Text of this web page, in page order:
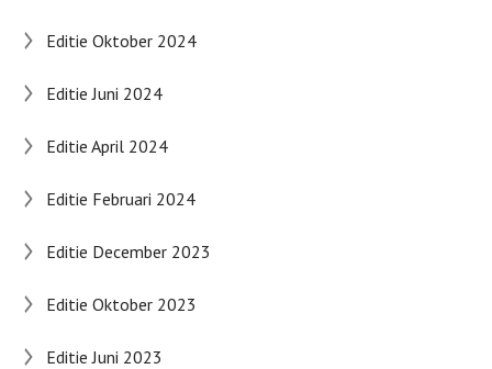
Editie Oktober 2024
Editie Juni 2024
Editie April 2024
Editie Februari 2024
Editie December 2023
Editie Oktober 2023
Editie Juni 2023